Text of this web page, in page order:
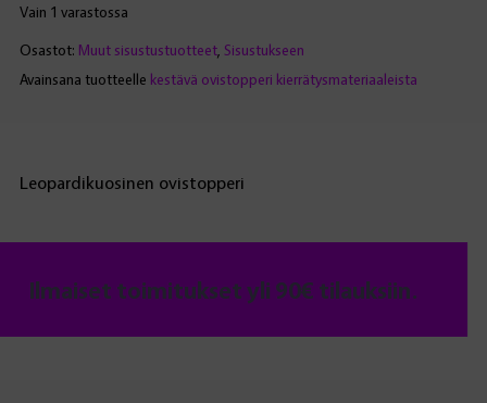
Vain 1 varastossa
Osastot: Muut sisustustuotteet, Sisustukseen
Avainsana tuotteelle kestävä ovistopperi kierrätysmateriaaleista
Leopardikuosinen ovistopperi
Ilmaiset toimitukset yli 90€ tilauksiin.